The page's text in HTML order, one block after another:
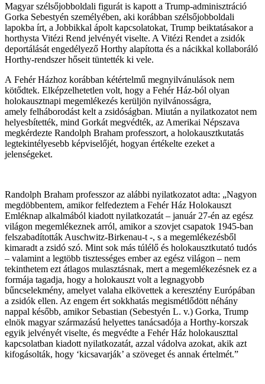
Magyar szélsőjobboldali figurát is kapott a Trump-adminisztráció
Gorka Sebestyén személyében, aki korábban szélsőjobboldali
lapokba írt, a Jobbikkal ápolt kapcsolatokat, Trump beiktatásakor a
horthysta Vitézi Rend jelvényét viselte. A Vitézi Rendet a zsidók
deportálását engedélyező Horthy alapította és a nácikkal kollaboráló
Horthy-rendszer hőseit tüntették ki vele.
A Fehér Házhoz korábban kétértelmű megnyilvánulások nem
kötődtek. Elképzelhetetlen volt, hogy a Fehér Ház-ból olyan
holokausztnapi megemlékezés kerüljön nyilvánosságra,
amely felháborodást kelt a zsidóságban. Miután a nyilatkozatot nem
helyesbítették, mind Gorkát megvédték, az Amerikai Népszava
megkérdezte Randolph Braham professzort, a holokausztkutatás
legtekintélyesebb képviselőjét, hogyan értékelte ezeket a
jelenségeket.
Randolph Braham professzor az alábbi nyilatkozatot adta: „Nagyon
megdöbbentem, amikor felfedeztem a Fehér Ház Holokauszt
Emléknap alkalmából kiadott nyilatkozatát – január 27-én az egész
világon megemlékeznek arról, amikor a szovjet csapatok 1945-ban
felszabadították Auschwitz-Birkenau-t -, s a megemlékezésből
kimaradt a zsidó szó. Mint sok más túlélő és holokausztkutató tudós
– valamint a legtöbb tisztességes ember az egész világon – nem
tekinthetem ezt átlagos mulasztásnak, mert a megemlékezésnek ez a
formája tagadja, hogy a holokauszt volt a legnagyobb
bűncselekmény, amelyet valaha elkövettek a keresztény Európában
a zsidók ellen. Az engem ért sokkhatás megismétlődött néhány
nappal később, amikor Sebastian (Sebestyén L. v.) Gorka, Trump
elnök magyar származású helyettes tanácsadója a Horthy-korszak
egyik jelvényét viselte, és megvédte a Fehér Ház holokauszttal
kapcsolatban kiadott nyilatkozatát, azzal vádolva azokat, akik azt
kifogásolták, hogy ‘kicsavarják’ a szöveget és annak értelmét.”